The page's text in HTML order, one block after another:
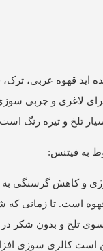
اید قهوه عربی،
برای لاغری و چربی
تلخ و تیره رنگ
به فیتنس:
و کاهش گرسنگی
قهوه است. تا زمانی
است کالری سوزی